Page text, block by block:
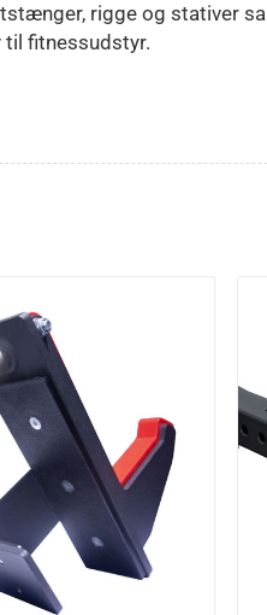
rigge og stativer
fitnessudstyr.